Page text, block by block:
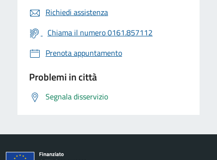
Richiedi assistenza
Chiama il numero 0161.857112
Prenota appuntamento
Problemi in città
Segnala disservizio